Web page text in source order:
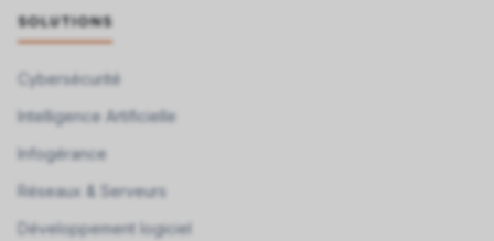
SOLUTIONS
Cybersécurité
Intelligence Artificielle
Infogérance
Réseaux & Serveurs
Développement logiciel